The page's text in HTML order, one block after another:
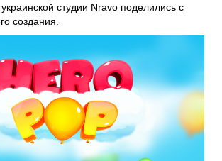
студии Nravo поделились с
создания.